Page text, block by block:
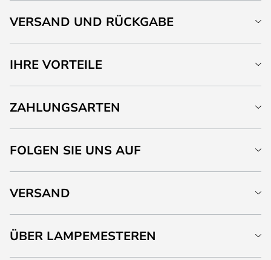
VERSAND UND RÜCKGABE
IHRE VORTEILE
ZAHLUNGSARTEN
FOLGEN SIE UNS AUF
VERSAND
ÜBER LAMPEMESTEREN